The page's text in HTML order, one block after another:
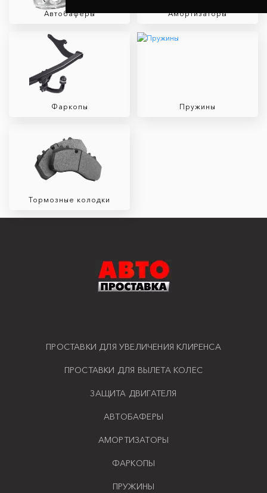
Автобаферы Амортизаторы
Фаркопы Пружины
Тормозные колодки
ПРОСТАВКИ ДЛЯ УВЕЛИЧЕНИЯ КЛИРЕНСА
ПРОСТАВКИ ДЛЯ ВЫЛЕТА КОЛЕС
ЗАЩИТА ДВИГАТЕЛЯ
АВТОБАФЕРЫ
АМОРТИЗАТОРЫ
ФАРКОПЫ
ПРУЖИНЫ